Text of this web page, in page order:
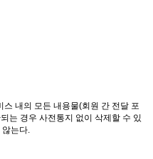
내의 모든 내용물(회원 간 전달 포
는 경우 사전통지 없이 삭제할 수 있
는다.